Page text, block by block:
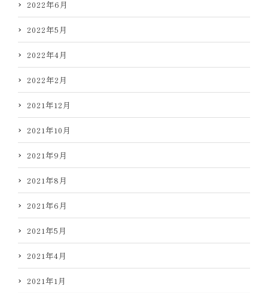
2022年6月
2022年5月
2022年4月
2022年2月
2021年12月
2021年10月
2021年9月
2021年8月
2021年6月
2021年5月
2021年4月
2021年1月